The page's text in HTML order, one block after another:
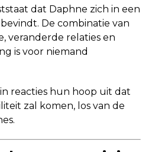
dat Daphne zich in een
De combinatie van
veranderde relaties en
is voor niemand
reacties hun hoop uit dat
zal komen, los van de